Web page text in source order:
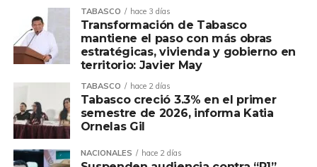
TABASCO hace 3 días
Transformación de Tabasco
mantiene el paso con más obras
estratégicas, vivienda y gobierno en
territorio: Javier May
TABASCO hace 2 días
Tabasco creció 3.3% en el primer
semestre de 2026, informa Katia
Ornelas Gil
NACIONALES hace 2 días